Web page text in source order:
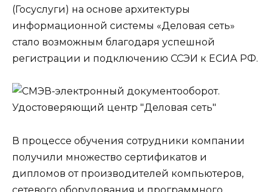
(Госуслуги) на основе архитектуры
информационной системы «Деловая сеть»
стало возможным благодаря успешной
регистрации и подключению ССЭИ к ЕСИА РФ.
В процессе обучения сотрудники компании
получили множество сертификатов и
дипломов от производителей компьютеров,
сетевого оборудования и программного